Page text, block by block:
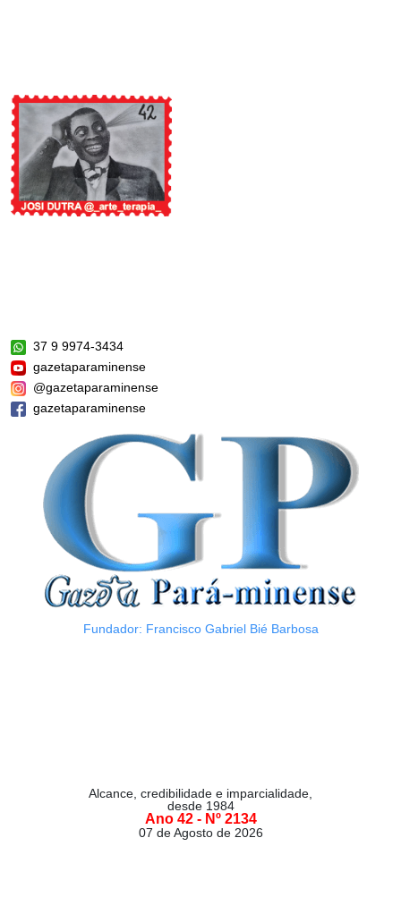
37 9 9974-3434
gazetaparaminense
@gazetaparaminense
gazetaparaminense
Fundador: Francisco Gabriel Bié Barbosa
Alcance, credibilidade e imparcialidade,
desde 1984
Ano 42 - Nº 2134
07 de Agosto de 2026